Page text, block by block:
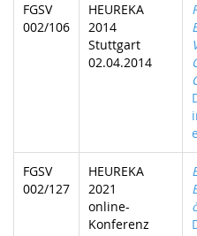
FGSV
002/106
HEUREKA
2014
Stuttgart
02.04.2014
FGSV
002/127
HEUREKA
2021
online-
Konferenz